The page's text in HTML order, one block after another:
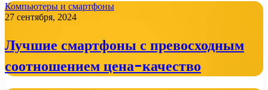
Компьютеры и смартфоны
27 сентября, 2024
Лучшие смартфоны с превосходным
соотношением цена-качество